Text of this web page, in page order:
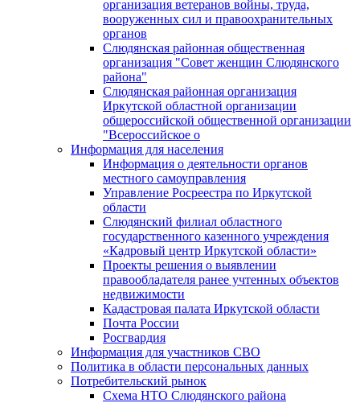
организация ветеранов войны, труда,
вооруженных сил и правоохранительных
органов
Слюдянская районная общественная
организация "Совет женщин Слюдянского
района"
Слюдянская районная организация
Иркутской областной организации
общероссийской общественной организации
"Всероссийское о
Информация для населения
Информация о деятельности органов
местного самоуправления
Управление Росреестра по Иркутской
области
Слюдянский филиал областного
государственного казенного учреждения
«Кадровый центр Иркутской области»
Проекты решения о выявлении
правообладателя ранее учтенных объектов
недвижимости
Кадастровая палата Иркутской области
Почта России
Росгвардия
Информация для участников СВО
Политика в области персональных данных
Потребительский рынок
Схема НТО Слюдянского района